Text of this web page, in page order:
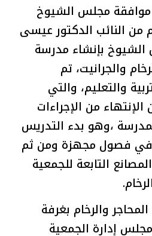
موافقة مجلس الشيوخ
من النائب الدكتور عيسى
بإنشاء مدرسة
والجرانيت، تم
والتعليم، والتي
من الإجراءات
،وهو بدء التدريس
في فصول مجهزة ومن ثم
التابعة للجمعية
والرخام بغرفة
مجلس إدارة الجمعية